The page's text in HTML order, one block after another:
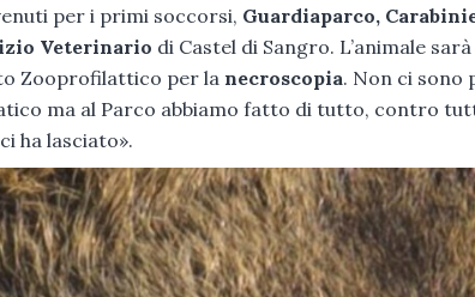
per i primi soccorsi, Guardiaparco,
Veterinario di Castel di Sangro. L’animale
Zooprofilattico per la necroscopia. Non ci sono
ma al Parco abbiamo fatto di tutto, contro
ha lasciato».